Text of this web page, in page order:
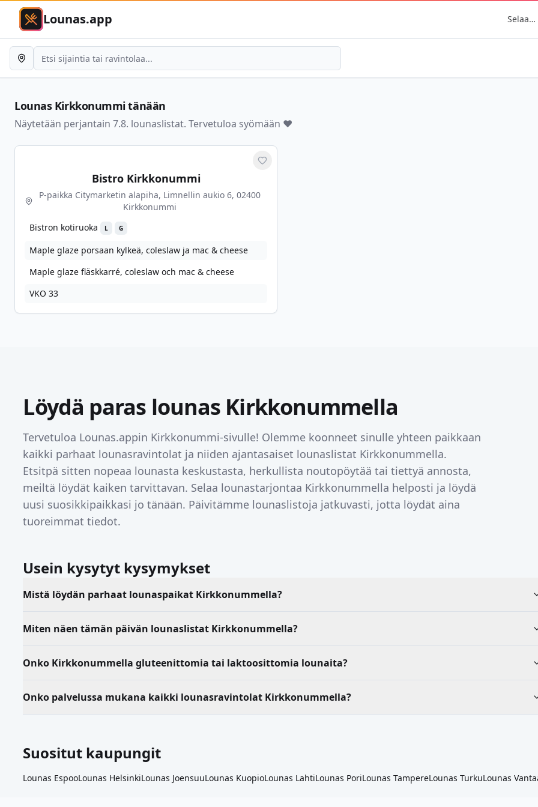
Lounas.app
Selaa
Lounas Kirkkonummitänään
Näytetään perjantain 7.8. lounaslistat. Tervetuloa syömään ❤️
Merkitse suosikiksi
Bistro Kirkkonummi
P-paikka Citymarketin alapiha, Limnellin aukio 6, 02400
Kirkkonummi
Bistron kotiruoka
L G
Maple glaze porsaan kylkeä, coleslaw ja mac & cheese
Maple glaze fläskkarré, coleslaw och mac & cheese
VKO 33
Löydä paras lounas Kirkkonummella
Tervetuloa Lounas.appin Kirkkonummi-sivulle! Olemme koonneet sinulle yhteen paikkaan
kaikki parhaat lounasravintolat ja niiden ajantasaiset lounaslistat Kirkkonummella.
Etsitpä sitten nopeaa lounasta keskustasta, herkullista noutopöytää tai tiettyä annosta,
meiltä löydät kaiken tarvittavan. Selaa lounastarjontaa Kirkkonummella helposti ja löydä
uusi suosikkipaikkasi jo tänään. Päivitämme lounaslistoja jatkuvasti, jotta löydät aina
tuoreimmat tiedot.
Usein kysytyt kysymykset
Mistä löydän parhaat lounaspaikat Kirkkonummella?
Miten näen tämän päivän lounaslistat Kirkkonummella?
Onko Kirkkonummella gluteenittomia tai laktoosittomia lounaita?
Onko palvelussa mukana kaikki lounasravintolat Kirkkonummella?
Suositut kaupungit
Lounas EspooLounas HelsinkiLounas JoensuuLounas KuopioLounas LahtiLounas PoriLounasTampereLounasTurkuLounas